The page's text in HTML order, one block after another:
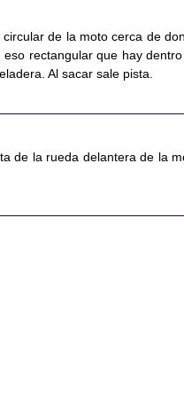
de la moto cerca de
rectangular que hay
Al sacar sale pista.
de la rueda delantera de la